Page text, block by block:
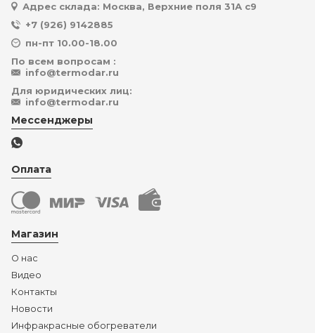
Адрес склада: Москва, Верхние поля 31А с9
+7 (926) 9142885
пн-пт 10.00-18.00
По всем вопросам :
info@termodar.ru
Для юридических лиц:
info@termodar.ru
Мессенджеры
Оплата
Магазин
О нас
Видео
Контакты
Новости
Инфракрасные обогреватели